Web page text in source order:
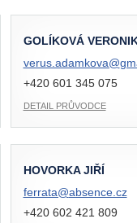
GOLÍKOVÁ
verus.adamkova@
+420 601 345 075
DETAIL PRŮVODCE
HOVORKA JIŘÍ
ferrata@absence.cz
+420 602 421 809